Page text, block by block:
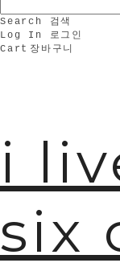
Search
검색
Log In
로그인
Cart 장바구니
i
six